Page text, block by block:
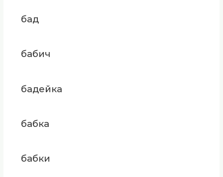
бад
бабич
бадейка
бабка
бабки